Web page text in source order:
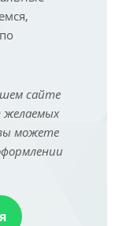
сайте
желаемых
можете